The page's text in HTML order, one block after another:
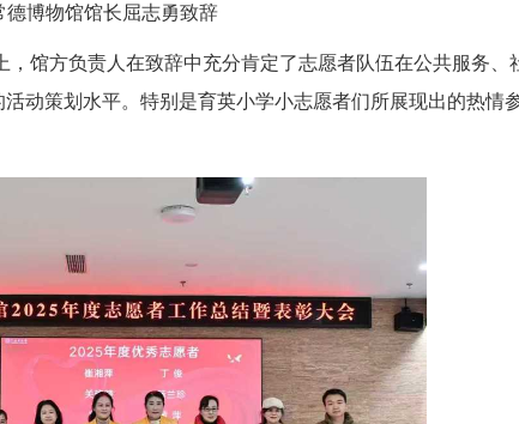
德博物馆馆长屈志勇致辞
馆方负责人在致辞中充分肯定了志愿者队伍在公共服务、
动策划水平。特别是育英小学小志愿者们所展现出的热情